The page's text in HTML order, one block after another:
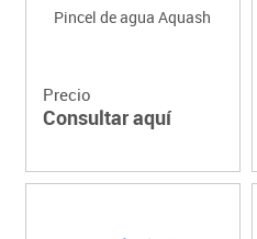
Pincel de agua Aquash
Precio
Consultar aquí